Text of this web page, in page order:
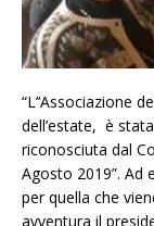
“L’‘Associazione
dell’estate, è
riconosciuta dal
Agosto 2019”. Ad
per quella che
avventura il